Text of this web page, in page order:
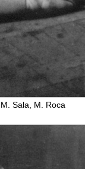
Sala, M. Roca